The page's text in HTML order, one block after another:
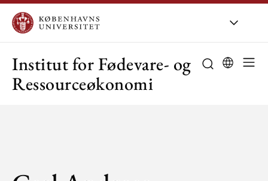
Institut for Fødevare- og
Ressourceøkonomi
Om KU